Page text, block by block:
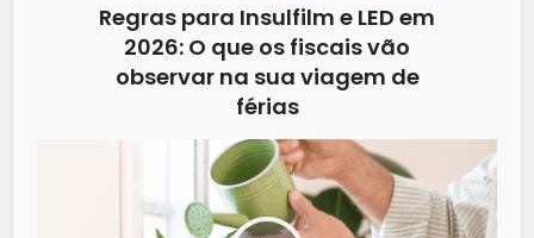
Regras para Insulfilm e LED em
2026: O que os fiscais vão
observar na sua viagem de
férias